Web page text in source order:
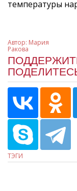
температуры
Автор: Мария
Ракова
ТЭГИ